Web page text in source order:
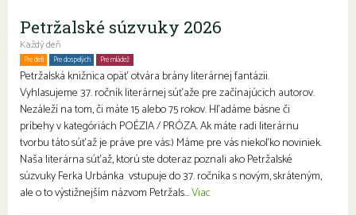
Petržalské súzvuky 2026
Každý deň
Pre deti Pre dospelých Pre mládež
Petržalská knižnica opäť otvára brány literárnej fantázii.
Vyhlasujeme 37. ročník literárnej súťaže pre začínajúcich autorov.
Nezáleží na tom, či máte 15 alebo 75 rokov. Hľadáme básne či
príbehy v kategóriách POÉZIA / PRÓZA. Ak máte radi literárnu
tvorbu táto súťaž je práve pre vás:) Máme pre vás niekoľko noviniek.
Naša literárna súťaž, ktorú ste doteraz poznali ako Petržalské
súzvuky Ferka Urbánka vstupuje do 37. ročníka s novým, skráteným,
ale o to výstižnejším názvom Petržals...Viac